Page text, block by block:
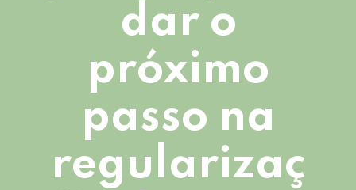
dar o
próximo
passo na
regularizaç